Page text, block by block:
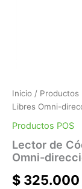
Inicio / Productos
Libres Omni-
Productos POS
Lector de
Omni-
$ 325.000